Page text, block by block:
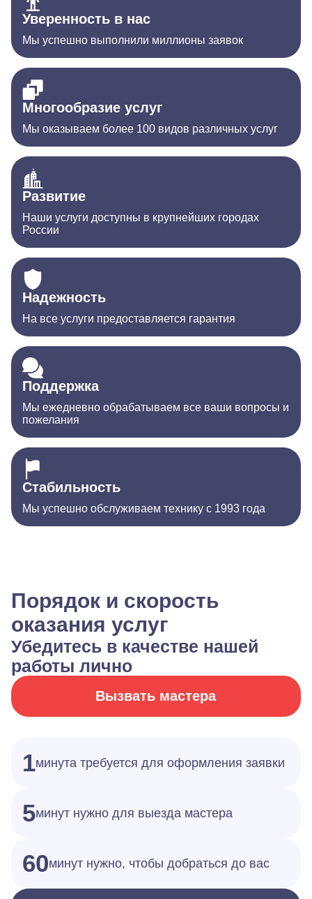
Уверенность в нас
Мы успешно выполнили миллионы заявок
Многообразие услуг
Мы оказываем более 100 видов различных услуг
Развитие
Наши услуги доступны в крупнейших городах
России
Надежность
На все услуги предоставляется гарантия
Поддержка
Мы ежедневно обрабатываем все ваши вопросы и
пожелания
Стабильность
Мы успешно обслуживаем технику с 1993 года
Порядок и скорость
оказания услуг
Убедитесь в качестве нашей
работы лично
Вызвать мастера
1минута требуется для оформления заявки
5минут нужно для выезда мастера
60минут нужно, чтобы добраться до вас